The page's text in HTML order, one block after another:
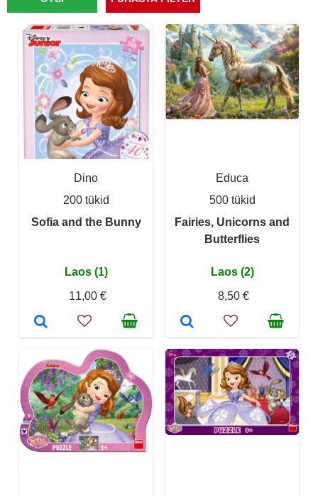
Dino
200 tükid
Sofia and the Bunny
Laos (1)
11,00 €
Educa
500 tükid
Fairies, Unicorns and
Butterflies
Laos (2)
8,50 €